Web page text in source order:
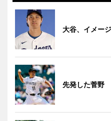
大谷、イメー
先発した菅野